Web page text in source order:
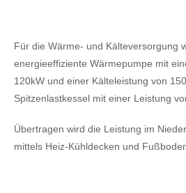
Für die Wärme- und Kälteversorgung
energieeffiziente Wärmepumpe mit
120kW und einer Kälteleistung von
Spitzenlastkessel mit einer Leistung
Übertragen wird die Leistung im
mittels Heiz-Kühldecken und